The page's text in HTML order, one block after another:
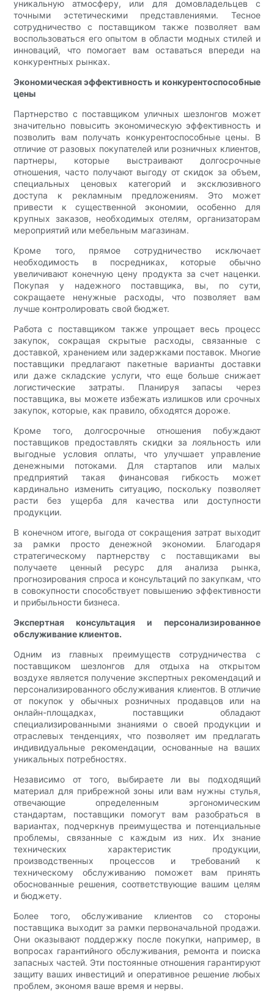
уникальную атмосферу, или для домовладельцев с
точными эстетическими представлениями. Тесное
сотрудничество с поставщиком также позволяет вам
воспользоваться его опытом в области модных стилей и
инноваций, что помогает вам оставаться впереди на
конкурентных рынках.
Экономическая эффективность и конкурентоспособные
цены
Партнерство с поставщиком уличных шезлонгов может
значительно повысить экономическую эффективность и
позволить вам получать конкурентоспособные цены. В
отличие от разовых покупателей или розничных клиентов,
партнеры, которые выстраивают долгосрочные
отношения, часто получают выгоду от скидок за объем,
специальных ценовых категорий и эксклюзивного
доступа к рекламным предложениям. Это может
привести к существенной экономии, особенно для
крупных заказов, необходимых отелям, организаторам
мероприятий или мебельным магазинам.
Кроме того, прямое сотрудничество исключает
необходимость в посредниках, которые обычно
увеличивают конечную цену продукта за счет наценки.
Покупая у надежного поставщика, вы, по сути,
сокращаете ненужные расходы, что позволяет вам
лучше контролировать свой бюджет.
Работа с поставщиком также упрощает весь процесс
закупок, сокращая скрытые расходы, связанные с
доставкой, хранением или задержками поставок. Многие
поставщики предлагают пакетные варианты доставки
или даже складские услуги, что еще больше снижает
логистические затраты. Планируя запасы через
поставщика, вы можете избежать излишков или срочных
закупок, которые, как правило, обходятся дороже.
Кроме того, долгосрочные отношения побуждают
поставщиков предоставлять скидки за лояльность или
выгодные условия оплаты, что улучшает управление
денежными потоками. Для стартапов или малых
предприятий такая финансовая гибкость может
кардинально изменить ситуацию, поскольку позволяет
расти без ущерба для качества или доступности
продукции.
В конечном итоге, выгода от сокращения затрат выходит
за рамки просто денежной экономии. Благодаря
стратегическому партнерству с поставщиками вы
получаете ценный ресурс для анализа рынка,
прогнозирования спроса и консультаций по закупкам, что
в совокупности способствует повышению эффективности
и прибыльности бизнеса.
Экспертная консультация и персонализированное
обслуживание клиентов.
Одним из главных преимуществ сотрудничества с
поставщиком шезлонгов для отдыха на открытом
воздухе является получение экспертных рекомендаций и
персонализированного обслуживания клиентов. В отличие
от покупок у обычных розничных продавцов или на
онлайн-площадках, поставщики обладают
специализированными знаниями о своей продукции и
отраслевых тенденциях, что позволяет им предлагать
индивидуальные рекомендации, основанные на ваших
уникальных потребностях.
Независимо от того, выбираете ли вы подходящий
материал для прибрежной зоны или вам нужны стулья,
отвечающие определенным эргономическим
стандартам, поставщики помогут вам разобраться в
вариантах, подчеркнув преимущества и потенциальные
проблемы, связанные с каждым из них. Их знание
технических характеристик продукции,
производственных процессов и требований к
техническому обслуживанию поможет вам принять
обоснованные решения, соответствующие вашим целям
и бюджету.
Более того, обслуживание клиентов со стороны
поставщика выходит за рамки первоначальной продажи.
Они оказывают поддержку после покупки, например, в
вопросах гарантийного обслуживания, ремонта и поиска
запасных частей. Эти постоянные отношения гарантируют
защиту ваших инвестиций и оперативное решение любых
проблем, экономя ваше время и нервы.